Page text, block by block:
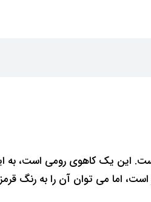
یک کاهوی رومی است، به این
اما می توان آن را به رنگ قرمز